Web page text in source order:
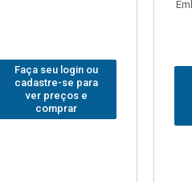
Faça seu login ou
cadastre-se para
ver preços e
comprar